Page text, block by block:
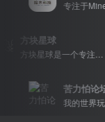
方块星球
苦力怕论坛
我的世界玩家论坛